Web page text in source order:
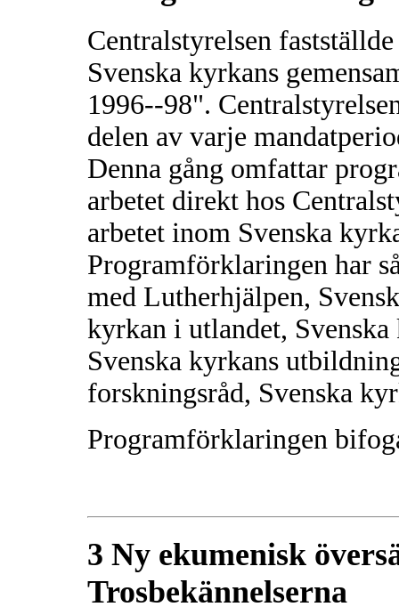
Centralstyrelsen
Svenska kyrkans
1996--98".
delen av varje
Denna gång omfattar
arbetet direkt hos
arbetet inom Svenska
Programförklaringen har
med Lutherhjälpen,
kyrkan i utlandet,
Svenska kyrkans
forskningsråd, Svenska
Programförklaringen
3 Ny ekumenisk
Trosbekännelserna